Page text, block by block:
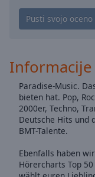
Chapters
Descriptions
descriptions
off,
selected
subtitles
Paradise-Music.
bieten hat. Pop,
2000er, Techno,
Deutsche Hits und
BMT-Talente.
Ebenfalls haben
Hörercharts Top